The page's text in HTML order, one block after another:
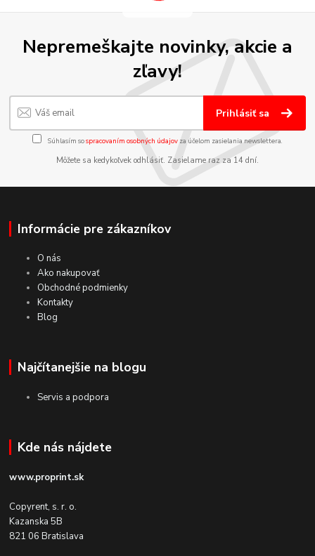
Nepremeškajte novinky, akcie a
zľavy!
Prihlásiť sa
Súhlasím sospracovaním osobných údajov za účelom zasielania newslettera.
Môžete sa kedykoľvek odhlásiť. Zasielame raz za 14 dní.
Informácie pre zákazníkov
O nás
Ako nakupovať
Obchodné podmienky
Kontakty
Blog
Najčítanejšie na blogu
Servis a podpora
Kde nás nájdete
www.proprint.sk
Copyrent, s. r. o.
Kazanska 5B
821 06 Bratislava